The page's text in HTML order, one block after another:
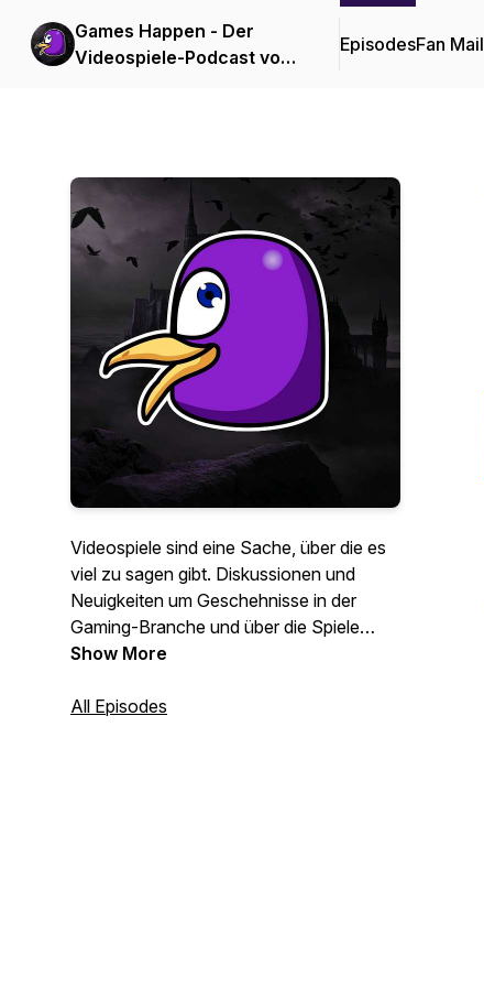
Games Happen - Der
Videospiele-Podcast von
EpisodesFan Mail
Videospiele sind eine Sache, über die es
viel zu sagen gibt. Diskussionen und
Neuigkeiten um Geschehnisse in der
Gaming-Branche und über die Spiele
selbst finden sich in diesem Podcast:
Podcast von und mit Knopey (irgend so
Show More
All Episodes